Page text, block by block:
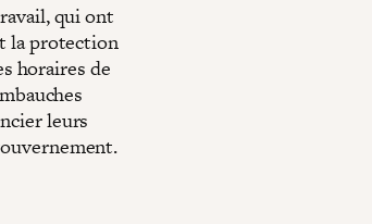
qui ont
la protection
horaires de
leurs